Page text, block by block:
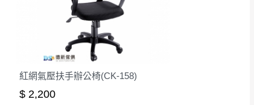
紅網氣壓扶手辦公椅(CK-158)
$ 2,200